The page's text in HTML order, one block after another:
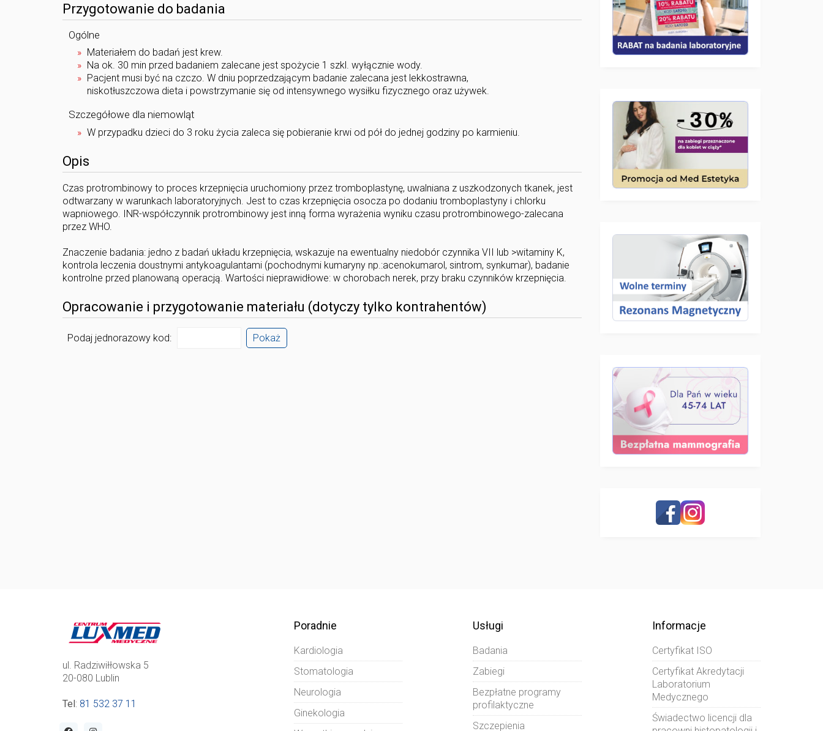
Przygotowanie do badania
Ogólne
Materiałem do badań jest krew.
Na ok. 30 min przed badaniem zalecane jest spożycie 1 szkl. wyłącznie wody.
Pacjent musi być na czczo. W dniu poprzedzającym badanie zalecana jest lekkostrawna,
niskotłuszczowa dieta i powstrzymanie się od intensywnego wysiłku fizycznego oraz używek.
Szczegółowe dla niemowląt
W przypadku dzieci do 3 roku życia zaleca się pobieranie krwi od pół do jednej godziny po karmieniu.
Opis
Czas protrombinowy to proces krzepnięcia uruchomiony przez tromboplastynę, uwalniana z uszkodzonych tkanek, jest
odtwarzany w warunkach laboratoryjnych. Jest to czas krzepnięcia osocza po dodaniu tromboplastyny i chlorku
wapniowego. INR-współczynnik protrombinowy jest inną forma wyrażenia wyniku czasu protrombinowego-zalecana
przez WHO.
Znaczenie badania: jedno z badań układu krzepnięcia, wskazuje na ewentualny niedobór czynnika VII lub >witaminy K,
kontrola leczenia doustnymi antykoagulantami (pochodnymi kumaryny np.:acenokumarol, sintrom, synkumar), badanie
kontrolne przed planowaną operacją. Wartości nieprawidłowe: w chorobach nerek, przy braku czynników krzepnięcia.
Opracowanie i przygotowanie materiału (dotyczy tylko kontrahentów)
Podaj jednorazowy kod: Pokaż
ul. Radziwiłłowska 5
20-080 Lublin
Tel : 81 532 37 11
Poradnie
Kardiologia
Stomatologia
Neurologia
Ginekologia
Usługi
Badania
Zabiegi
Bezpłatne programy
profilaktyczne
Szczepienia
Informacje
Certyfikat ISO
Certyfikat Akredytacji
Laboratorium
Medycznego
Świadectwo licencji dla